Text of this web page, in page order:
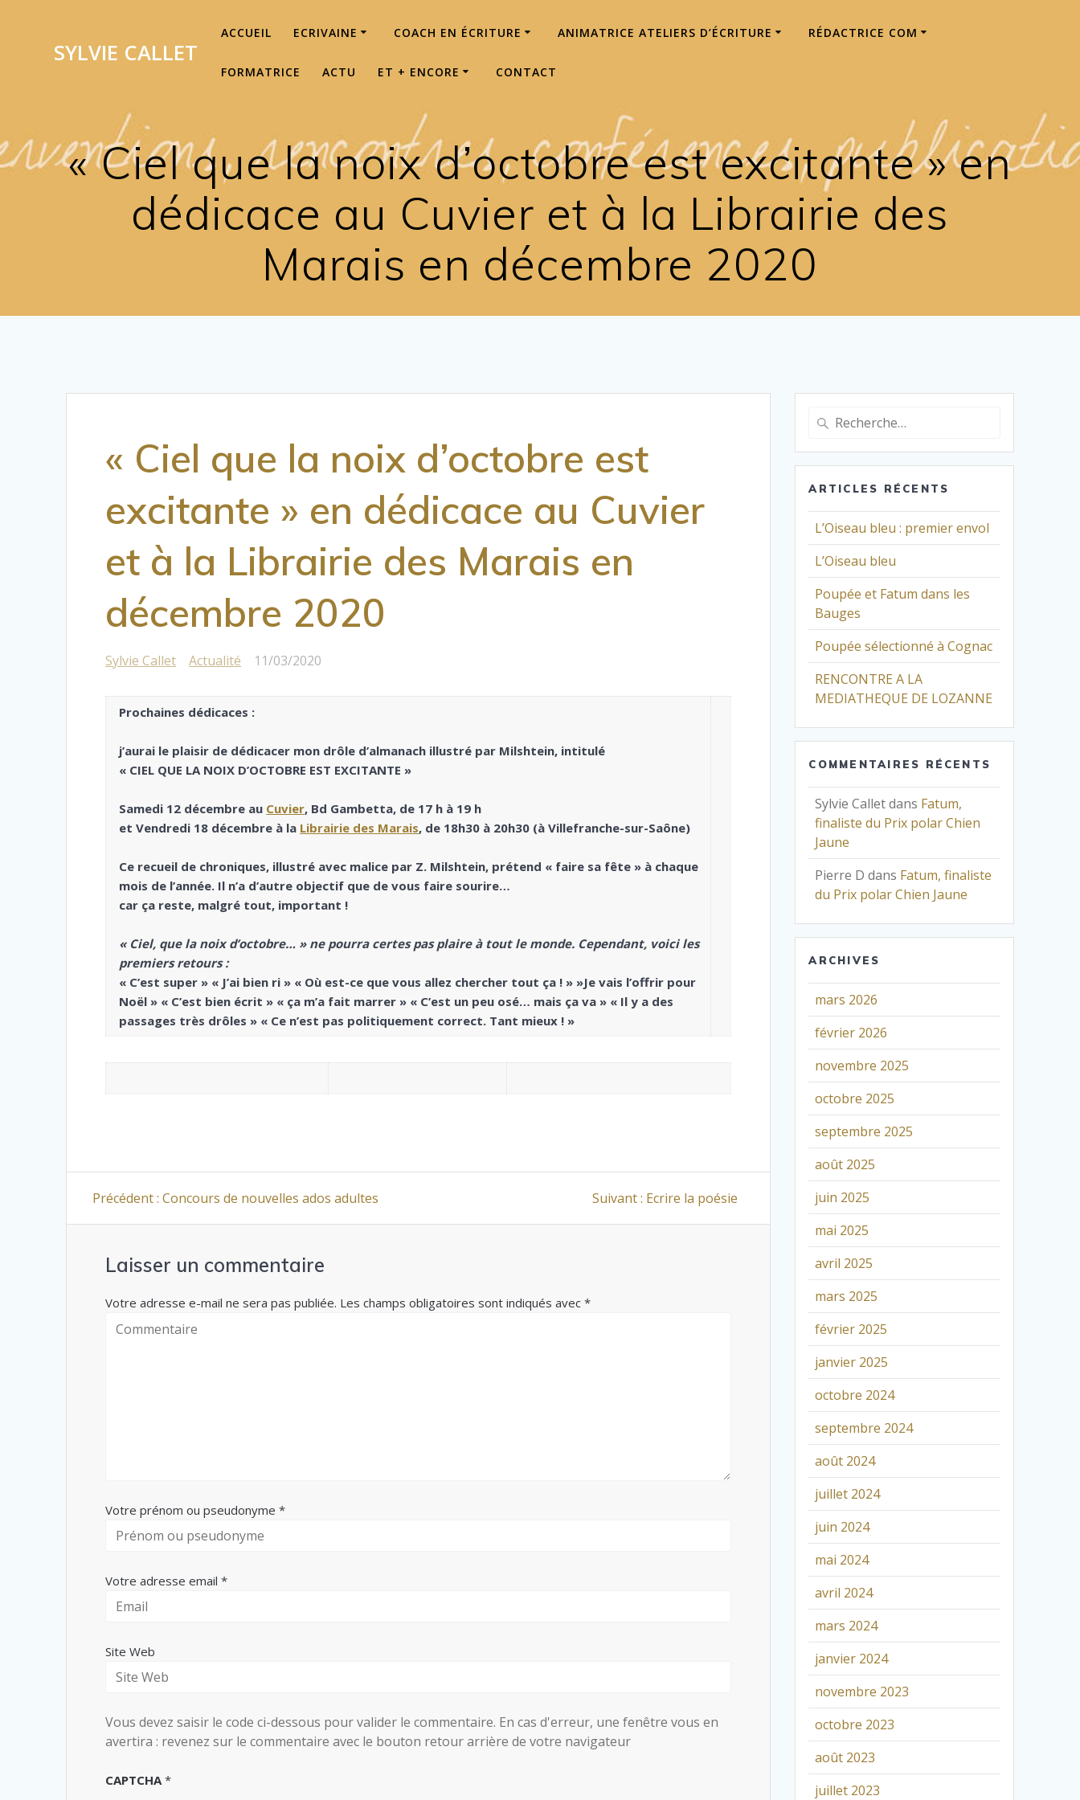
SYLVIE CALLET
ACCUEIL ECRIVAINE COACH EN ÉCRITURE ANIMATRICE ATELIERS D’ÉCRITURE RÉDACTRICE COM
FORMATRICE ACTU ET + ENCORE CONTACT
« Ciel que la noix d’octobre est excitante » en
dédicace au Cuvier et à la Librairie des
Marais en décembre 2020
« Ciel que la noix d’octobre est
excitante » en dédicace au Cuvier
et à la Librairie des Marais en
décembre 2020
Sylvie Callet Actualité 11/03/2020
Prochaines dédicaces :
j’aurai le plaisir de dédicacer mon drôle d’almanach illustré par Milshtein, intitulé
« CIEL QUE LA NOIX D’OCTOBRE EST EXCITANTE »
Samedi 12 décembre au Cuvier, Bd Gambetta, de 17 h à 19 h
et Vendredi 18 décembre à la Librairie des Marais, de 18h30 à 20h30 (à Villefranche-sur-Saône)
Ce recueil de chroniques, illustré avec malice par Z. Milshtein, prétend « faire sa fête » à chaque
mois de l’année. Il n’a d’autre objectif que de vous faire sourire…
car ça reste, malgré tout, important !
« Ciel, que la noix d’octobre… » ne pourra certes pas plaire à tout le monde. Cependant, voici les
premiers retours :
« C’est super » « J’ai bien ri » « Où est-ce que vous allez chercher tout ça ! » »Je vais l’offrir pour
Noël » « C’est bien écrit » « ça m’a fait marrer » « C’est un peu osé… mais ça va » « Il y a des
passages très drôles » « Ce n’est pas politiquement correct. Tant mieux ! »
Précédent : Article
Concours de nouvelles ados adultes Suivant : Article
Ecrire la poésie
Laisser un commentaire
Votre adresse e-mail ne sera pas publiée. Les champs obligatoires sont indiqués avec *
Votre prénom ou pseudonyme *
Votre adresse email *
Site Web
Vous devez saisir le code ci-dessous pour valider le commentaire. En cas d'erreur, une fenêtre vous en
avertira : revenez sur le commentaire avec le bouton retour arrière de votre navigateur
CAPTCHA*
Recherche
:
ARTICLES RÉCENTS
L’Oiseau bleu : premier envol
L’Oiseau bleu
Poupée et Fatum dans les
Bauges
Poupée sélectionné à Cognac
RENCONTRE A LA
MEDIATHEQUE DE LOZANNE
COMMENTAIRES RÉCENTS
Sylvie Calletdans Fatum,
finaliste du Prix polar Chien
Jaune
Pierre D dans Fatum, finaliste
du Prix polar Chien Jaune
ARCHIVES
mars 2026
février 2026
novembre 2025
octobre 2025
septembre 2025
août 2025
juin 2025
mai 2025
avril 2025
mars 2025
février 2025
janvier 2025
octobre 2024
septembre 2024
août 2024
juillet 2024
juin 2024
mai 2024
avril 2024
mars 2024
janvier 2024
novembre 2023
octobre 2023
août 2023
juillet 2023